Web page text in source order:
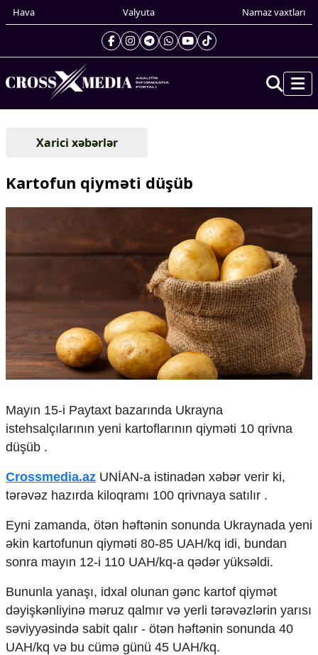
Hava Valyuta Namaz vaxtları
Gündəm
Xarici xəbərlər
Cənubi Qafqaz
Yaxın Şərq
Avropa
Afrika
Çarpaz baxış
Təhlil
Siyasi
Geosiyasi
Sosioloji
Araşdırma
Multimedia
Foto
Video
Podcast
Humanitar
Mədəniyyət
Diaspor
Yüksəliş hekayəsi
Mədəniyyətimizin Zəfəri
Xarici xəbərlər
Kartofun qiyməti düşüb
Mayın 15-i Paytaxt bazarında Ukrayna
istehsalçılarının yeni kartoflarının qiyməti 10 qrivna
düşüb .
Crossmedia.az UNİAN-a istinadən xəbər verir ki,
tərəvəz hazırda kiloqramı 100 qrivnaya satılır .
Eyni zamanda, ötən həftənin sonunda Ukraynada yeni
əkin kartofunun qiyməti 80-85 UAH/kq idi, bundan
sonra mayın 12-i 110 UAH/kq-a qədər yüksəldi.
Bununla yanaşı, idxal olunan gənc kartof qiymət
dəyişkənliyinə məruz qalmır və yerli tərəvəzlərin yarısı
səviyyəsində sabit qalır - ötən həftənin sonunda 40
UAH/kq və bu cümə günü 45 UAH/kq.